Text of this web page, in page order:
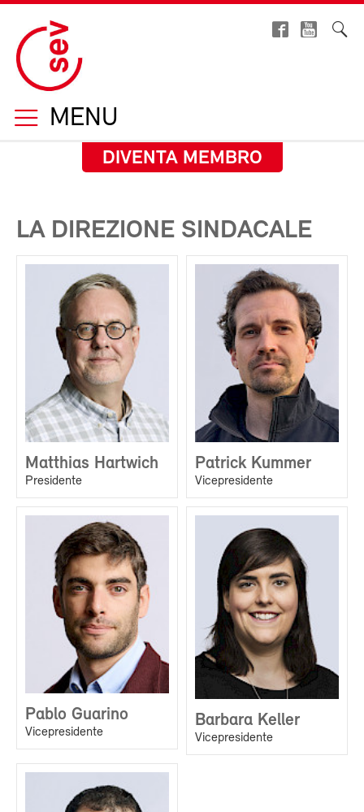
MENU
DIVENTA MEMBRO
LA DIREZIONE SINDACALE
Matthias Hartwich
Presidente
Patrick Kummer
Vicepresidente
Pablo Guarino
Vicepresidente
Barbara Keller
Vicepresidente